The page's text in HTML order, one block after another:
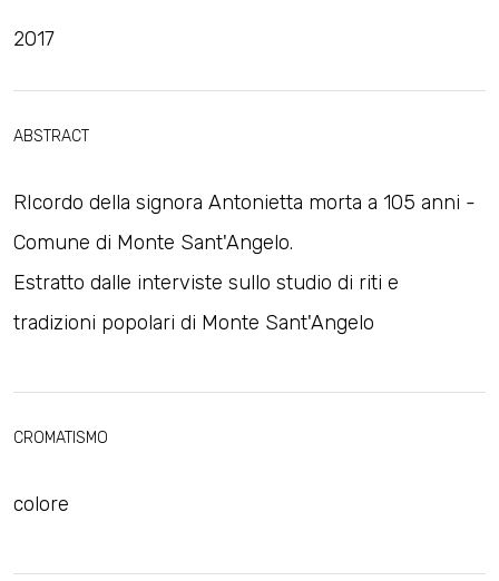
2017
ABSTRACT
RIcordo della signora Antonietta morta a 105 anni -
Comune di Monte Sant'Angelo.
Estratto dalle interviste sullo studio di riti e
tradizioni popolari di Monte Sant'Angelo
CROMATISMO
colore